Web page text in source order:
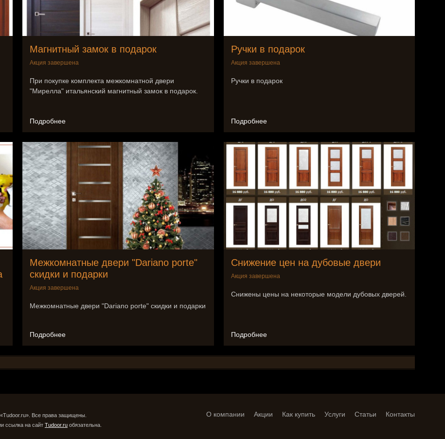
Магнитный замок в подарок
Акция завершена
При покупке комплекта межкомнатной двери
"Мирелла" итальянский магнитный замок в подарок.
Подробнее
Ручки в подарок
Акция завершена
Ручки в подарок
Подробнее
Межкомнатные двери "Dariano porte"
скидки и подарки
Акция завершена
Межкомнатные двери "Dariano porte" скидки и подарки
Подробнее
Снижение цен на дубовые двери
Акция завершена
Снижены цены на некоторые модели дубовых дверей.
Подробнее
О компании Акции Как купить Услуги Статьи Контакты
Все права защищены.
ссылка на сайт Tudoor.ru обязательна.